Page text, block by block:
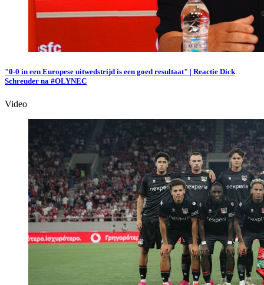
"0-0 in een Europese uitwedstrijd is een goed resultaat" | Reactie Dick
Schreuder na #OLYNEC
Video